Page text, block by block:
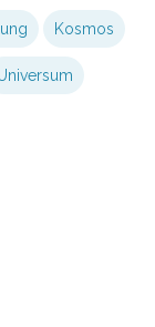
Kosmos